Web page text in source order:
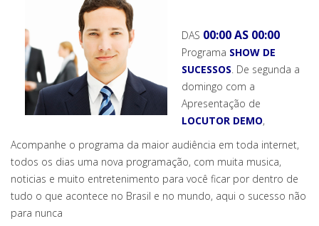
DAS 00:00 AS 00:00
Programa SHOW DE
SUCESSOS. De segunda a
domingo com a
Apresentação de
LOCUTOR DEMO,
Acompanhe o programa da maior audiência em toda internet,
todos os dias uma nova programação, com muita musica,
noticias e muito entretenimento para você ficar por dentro de
tudo o que acontece no Brasil e no mundo, aqui o sucesso não
para nunca